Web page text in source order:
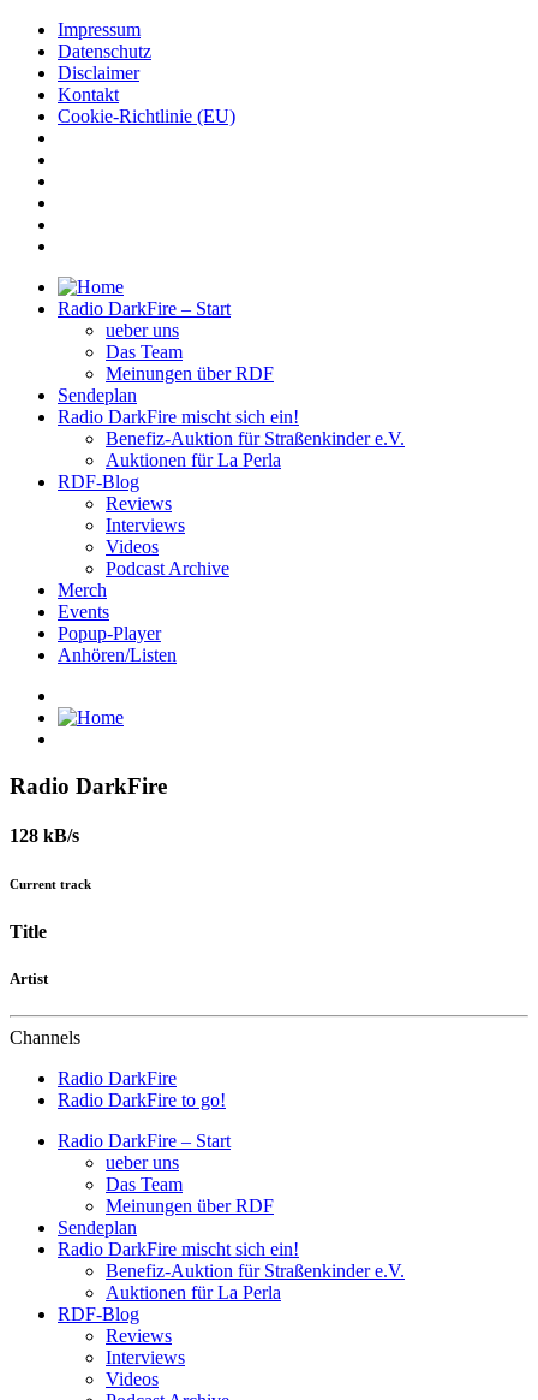
Impressum
Datenschutz
Disclaimer
Kontakt
Cookie-Richtlinie (EU)
Radio DarkFire – Start
ueber uns
Das Team
Meinungen über RDF
Sendeplan
Radio DarkFire mischt sich ein!
Benefiz-Auktion für Straßenkinder e.V.
Auktionen für La Perla
RDF-Blog
Reviews
Interviews
Videos
Podcast Archive
Merch
Events
Popup-Player
Anhören/Listen
Radio DarkFire
128 kB/s
Current track
Title
Artist
Channels
Radio DarkFire
Radio DarkFire to go!
Radio DarkFire – Start
ueber uns
Das Team
Meinungen über RDF
Sendeplan
Radio DarkFire mischt sich ein!
Benefiz-Auktion für Straßenkinder e.V.
Auktionen für La Perla
RDF-Blog
Reviews
Interviews
Videos